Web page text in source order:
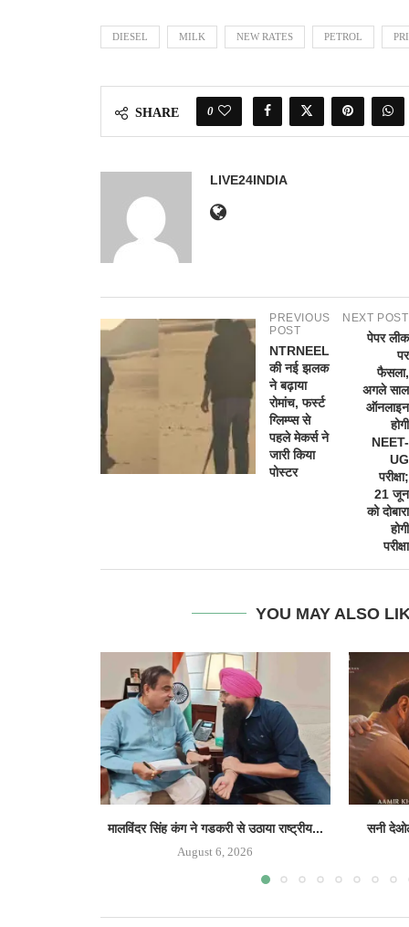
DIESEL MILK NEW RATES PETROL
SHARE 0
LIVE24INDIA
PREVIOUS
POST
NTRNEEL
की नई झलक
ने बढ़ाया
रोमांच, फर्स्ट
ग्लिम्प्स से
पहले मेकर्स ने
जारी किया
पोस्टर
NEXT POST
पेपर लीक
पर
फैसला,
अगले साल
ऑनलाइन
होगी
NEET-
UG
परीक्षा;
21 जून
को दोबारा
होगी
परीक्षा
YOU MAY ALSO
मालविंदर सिंह कंग ने गडकरी से उठाया राष्ट्रीय...
August 6, 2026
सनी